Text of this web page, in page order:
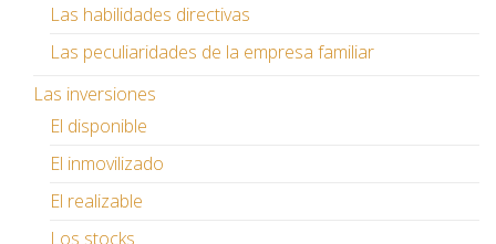
Las habilidades directivas
Las peculiaridades de la empresa familiar
Las inversiones
El disponible
El inmovilizado
El realizable
Los stocks